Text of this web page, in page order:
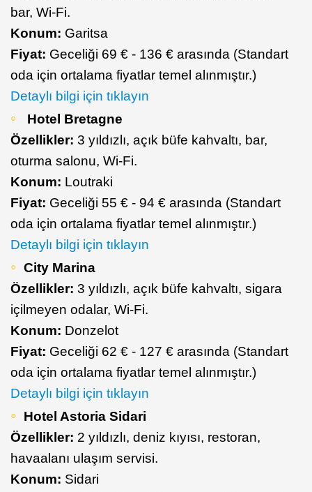
bar, Wi-Fi.
Konum: Garitsa
Fiyat: Geceliği 69 € - 136 € arasında (Standart
oda için ortalama fiyatlar temel alınmıştır.)
Detaylı bilgi için tıklayın
Hotel Bretagne
Özellikler: 3 yıldızlı, açık büfe kahvaltı, bar,
oturma salonu, Wi-Fi.
Konum: Loutraki
Fiyat: Geceliği 55 € - 94 € arasında (Standart
oda için ortalama fiyatlar temel alınmıştır.)
Detaylı bilgi için tıklayın
City Marina
Özellikler: 3 yıldızlı, açık büfe kahvaltı, sigara
içilmeyen odalar, Wi-Fi.
Konum: Donzelot
Fiyat: Geceliği 62 € - 127 € arasında (Standart
oda için ortalama fiyatlar temel alınmıştır.)
Detaylı bilgi için tıklayın
Hotel Astoria Sidari
Özellikler: 2 yıldızlı, deniz kıyısı, restoran,
havaalanı ulaşım servisi.
Konum: Sidari